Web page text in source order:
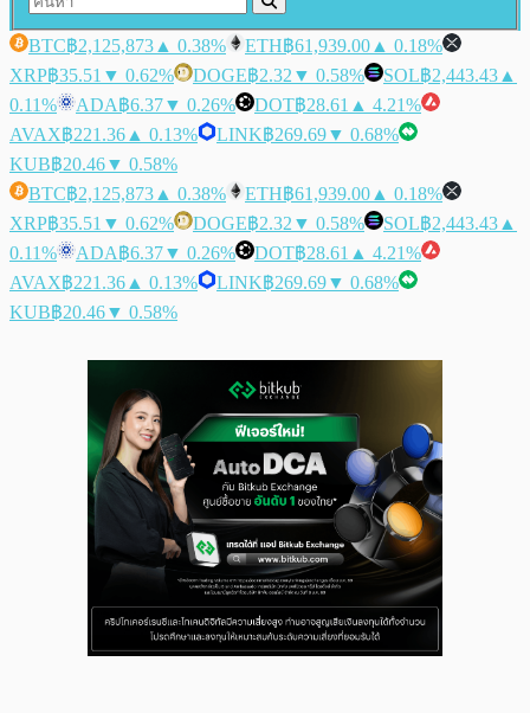
BTC฿2,125,873 ▲ 0.38% ETH฿61,939.00 ▲ 0.18%
XRP฿35.51 ▼ 0.62% DOGE฿2.32 ▼ 0.58% SOL฿2,443.43 ▲
0.11%
ADA฿6.37▼ 0.26% DOT฿28.61 ▲ 4.21%
AVAX฿221.36 ▲ 0.13% LINK฿269.69▼ 0.68%
KUB฿20.46▼ 0.58%
BTC฿2,125,873 ▲ 0.38% ETH฿61,939.00 ▲ 0.18%
XRP฿35.51 ▼ 0.62% DOGE฿2.32 ▼ 0.58% SOL฿2,443.43 ▲
0.11%
ADA฿6.37▼ 0.26% DOT฿28.61 ▲ 4.21%
AVAX฿221.36 ▲ 0.13% LINK฿269.69▼ 0.68%
KUB฿20.46▼ 0.58%